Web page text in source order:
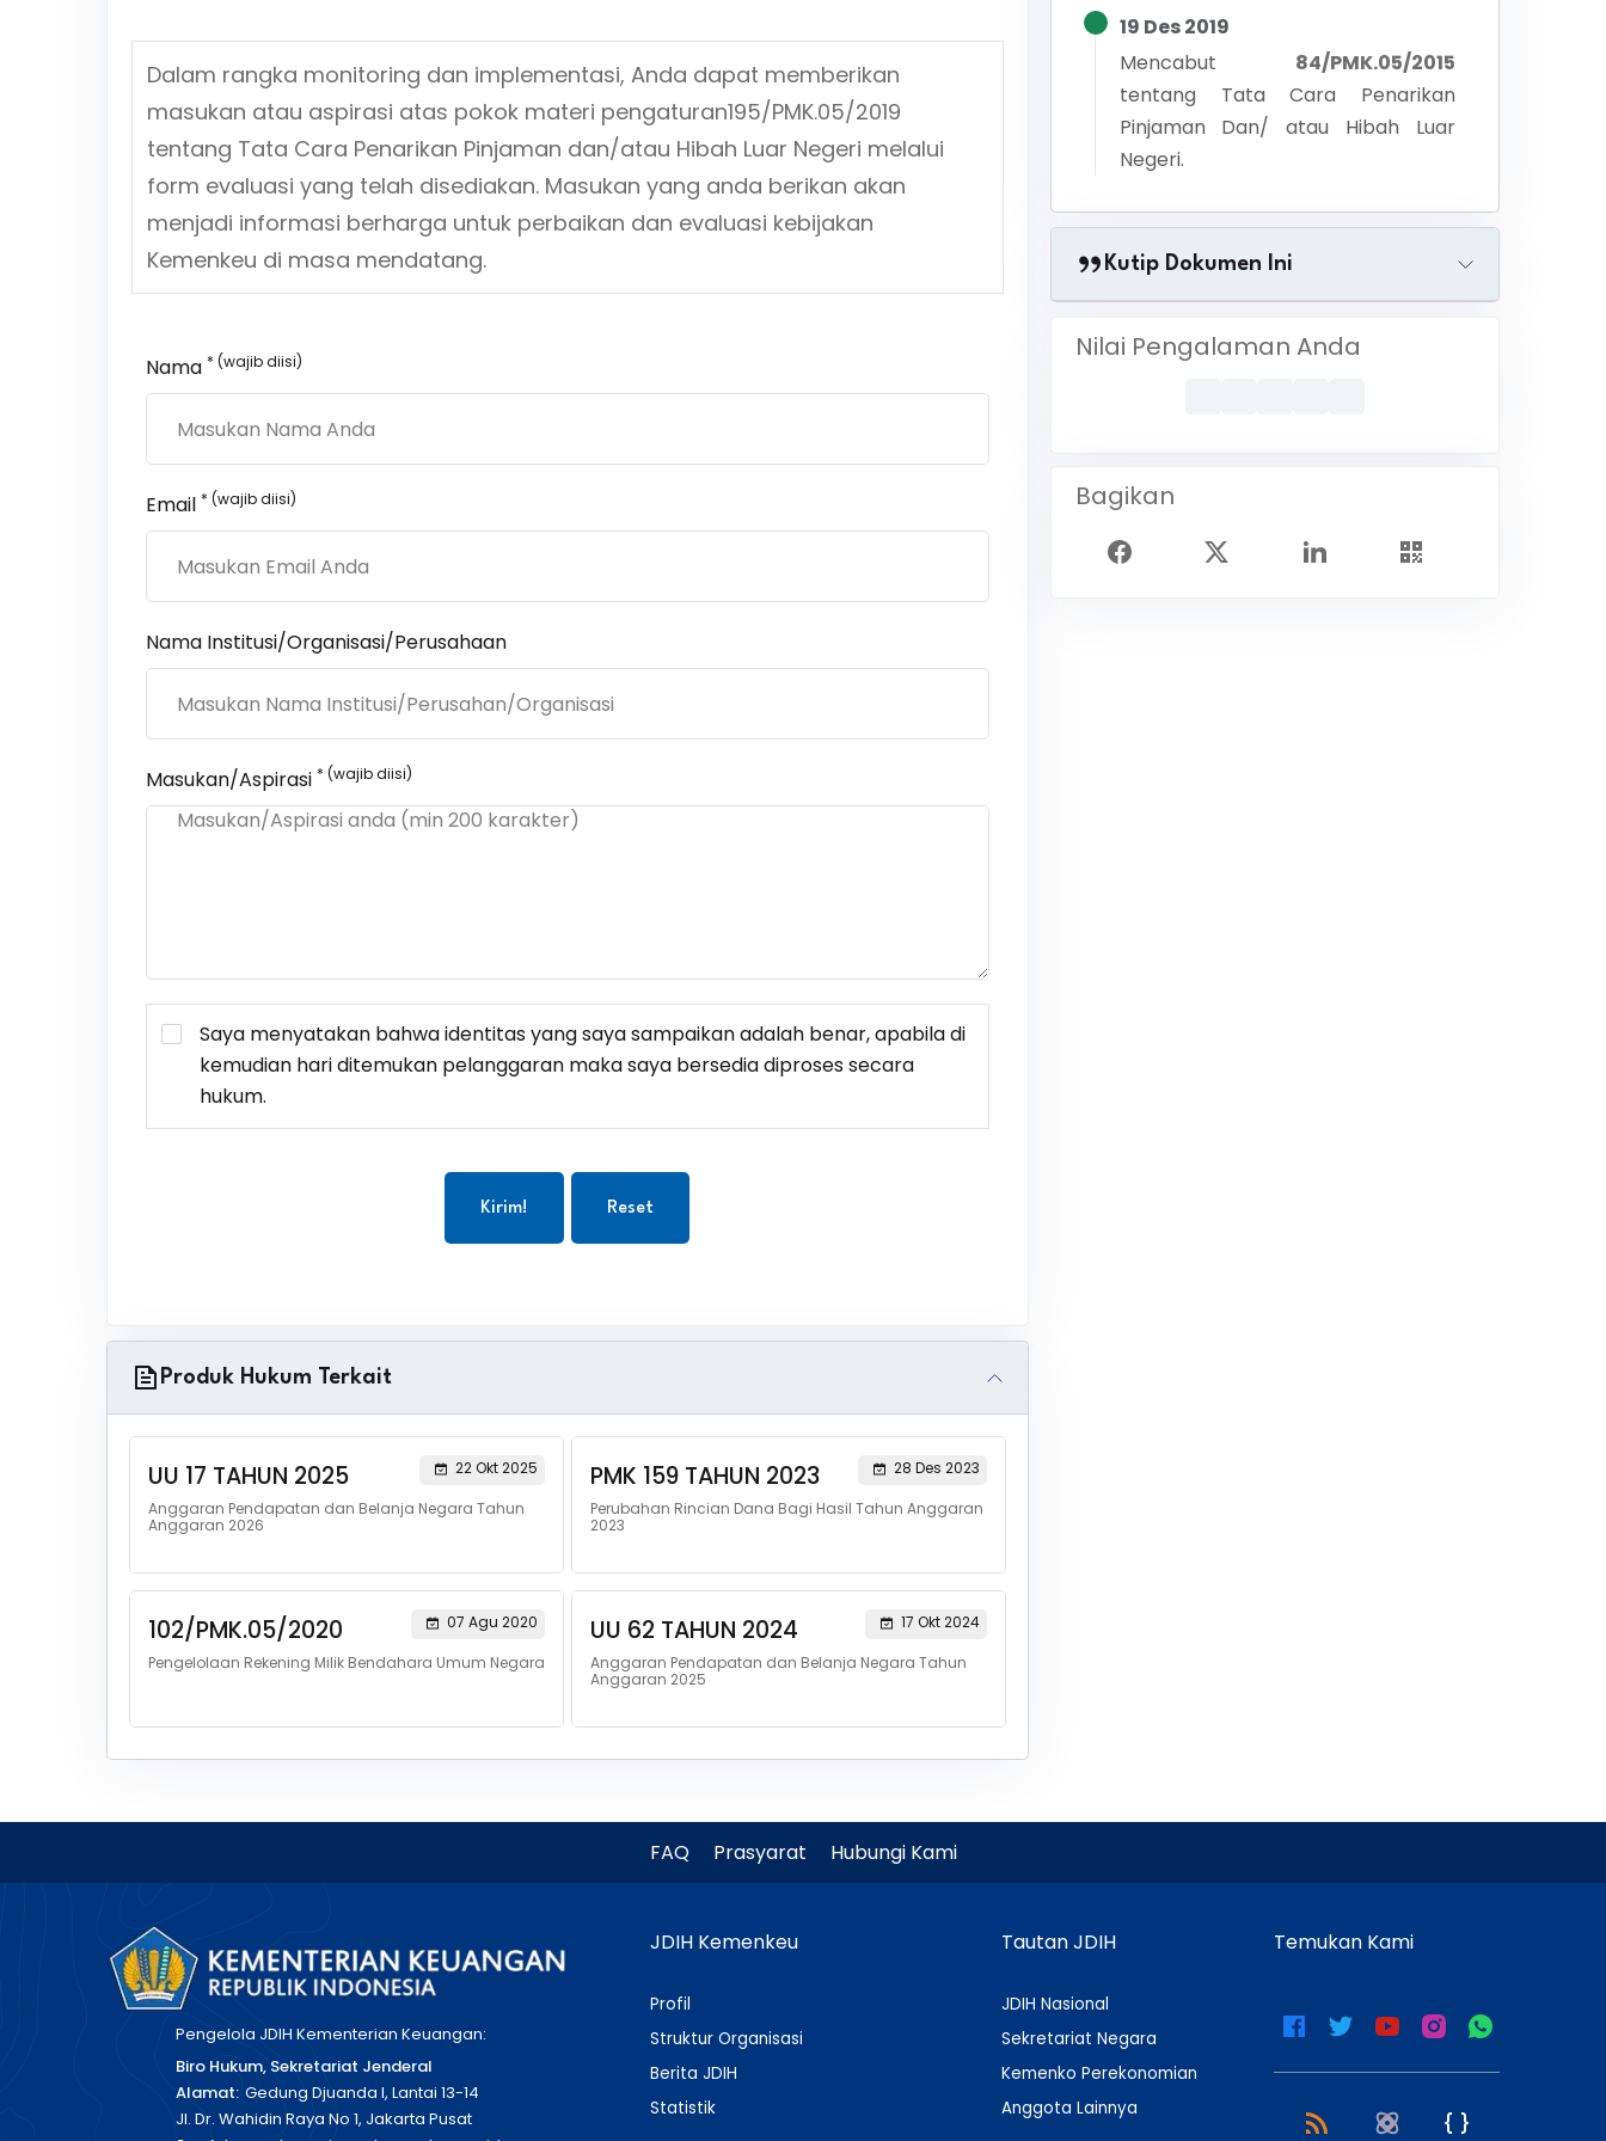
Dalam rangka monitoring dan implementasi, Anda dapat memberikan
masukan atau aspirasi atas pokok materi pengaturan195/PMK.05/2019
tentang Tata Cara Penarikan Pinjaman dan/atau Hibah Luar Negeri melalui
form evaluasi yang telah disediakan. Masukan yang anda berikan akan
menjadi informasi berharga untuk perbaikan dan evaluasi kebijakan
Kemenkeu di masa mendatang.
Nama * (wajib diisi)
Email * (wajib diisi)
Nama Institusi/Organisasi/Perusahaan
Masukan/Aspirasi * (wajib diisi)
Saya menyatakan bahwa identitas yang saya sampaikan adalah benar, apabila di
kemudian hari ditemukan pelanggaran maka saya bersedia diproses secara
hukum.
Kirim! Reset
Produk Hukum Terkait
UU 17 TAHUN 2025
22 Okt 2025
Anggaran Pendapatan dan Belanja Negara Tahun
Anggaran 2026
PMK 159 TAHUN 2023
28 Des 2023
Perubahan Rincian Dana Bagi Hasil Tahun Anggaran
2023
102/PMK.05/2020
07 Agu 2020
Pengelolaan Rekening Milik Bendahara Umum Negara
UU 62 TAHUN 2024
17 Okt 2024
Anggaran Pendapatan dan Belanja Negara Tahun
Anggaran 2025
19 Des 2019
Mencabut
84/PMK.05/2015
tentang Tata Cara Penarikan
Pinjaman Dan/ atau Hibah Luar
Negeri.
Kutip Dokumen Ini
Nilai Pengalaman Anda
Bagikan
FAQ Prasyarat Hubungi Kami
Pengelola JDIH Kementerian Keuangan:
Biro Hukum, Sekretariat Jenderal
Alamat: Gedung Djuanda I, Lantai 13-14
Jl. Dr. Wahidin Raya No 1, Jakarta Pusat
JDIH Kemenkeu
Profil
Struktur Organisasi
Berita JDIH
Statistik
Tautan JDIH
JDIH Nasional
Sekretariat Negara
Kemenko Perekonomian
Anggota Lainnya
Temukan Kami